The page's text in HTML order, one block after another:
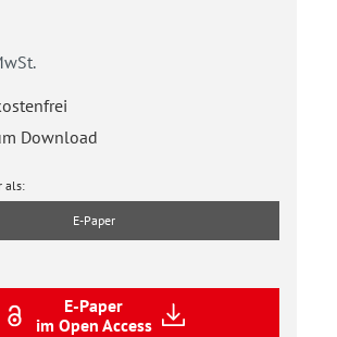
Download
als:
E-Paper
E-Paper
im Open Access